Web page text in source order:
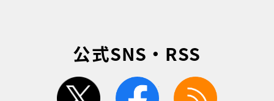
公式SNS・RSS
twitter facebook